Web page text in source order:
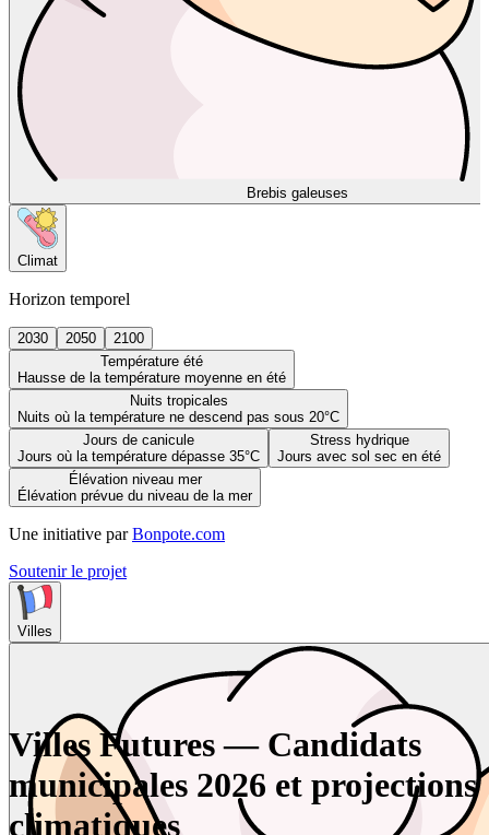
Brebis galeuses
Climat
Horizon temporel
2030 2050
2100
Température été
Hausse de la température moyenne en été
Nuits tropicales
Nuits où la température ne descend pas sous 20°C
Jours de canicule
Jours où la température dépasse 35°C
Stress hydrique
Jours avec sol sec en été
Élévation niveau mer
Élévation prévue du niveau de la mer
Une initiative par Bonpote.com
Soutenir le projet
Villes
Villes Futures — Candidats
municipales 2026 et projections
climatiques